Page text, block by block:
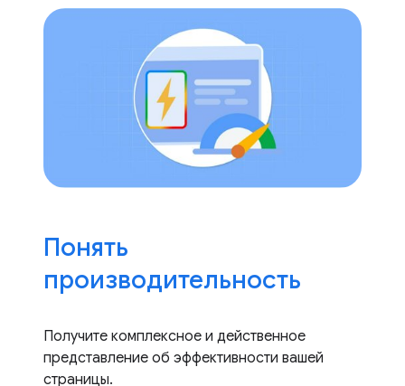
Понять
производительность
Получите комплексное и действенное
представление об эффективности вашей
страницы.